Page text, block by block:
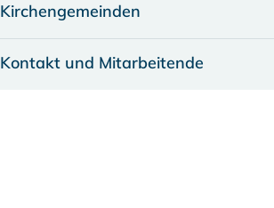
Kirchengemeinden
Kontakt und Mitarbeitende